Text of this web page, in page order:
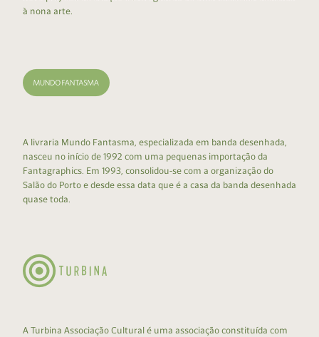
à nona arte.
A livraria Mundo Fantasma, especializada em banda desenhada,
nasceu no início de 1992 com uma pequenas importação da
Fantagraphics. Em 1993, consolidou-se com a organização do
Salão do Porto e desde essa data que é a casa da banda desenhada
quase toda.
A Turbina Associação Cultural é uma associação constituída com